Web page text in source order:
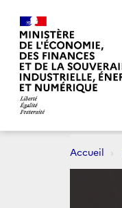
Accueil